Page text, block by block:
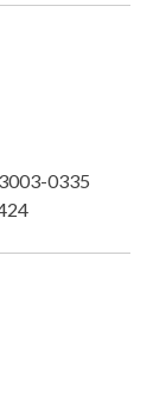
0335